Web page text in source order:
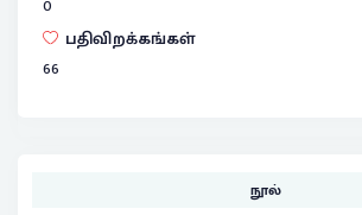
0
பதிவிறக்கங்கள்
66
நூல்